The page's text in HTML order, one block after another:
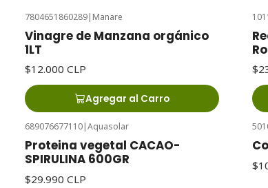
7804651860289| Manare
Vinagre de Manzana orgánico
1LT
$12.000 CLP
Agregar al Carro
689076677110|Aquasolar
Proteina vegetal CACAO-
SPIRULINA 600GR
$29.990 CLP